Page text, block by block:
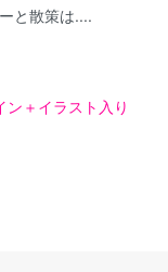
と散策は....
＋イラスト入り